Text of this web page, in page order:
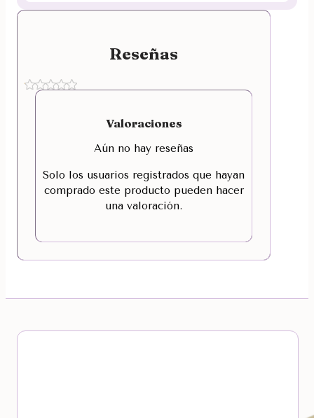
Reseñas
Valoraciones
Aún no hay reseñas
Solo los usuarios registrados que hayan
comprado este producto pueden hacer
una valoración.